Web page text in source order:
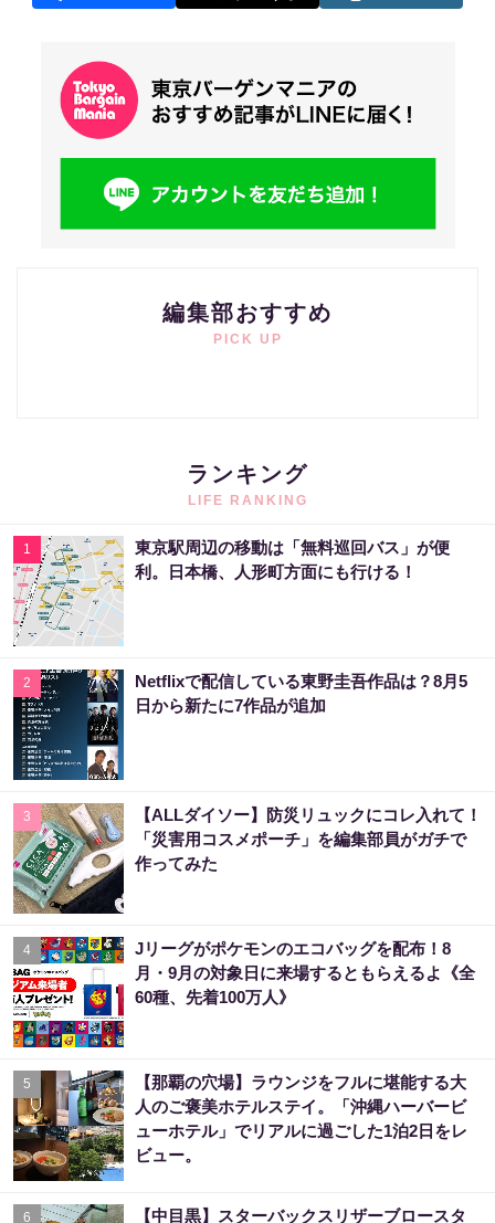
編集部おすすめ
PICK UP
ランキング
LIFE RANKING
1
東京駅周辺の移動は「無料巡回バス」が便
利。日本橋、人形町方面にも行ける！
2
Netflixで配信している東野圭吾作品は？8月5
日から新たに7作品が追加
3
【ALLダイソー】防災リュックにコレ入れて！
「災害用コスメポーチ」を編集部員がガチで
作ってみた
4
Jリーグがポケモンのエコバッグを配布！8
月・9月の対象日に来場するともらえるよ《全
60種、先着100万人》
5
【那覇の穴場】ラウンジをフルに堪能する大
人のご褒美ホテルステイ。「沖縄ハーバービ
ューホテル」でリアルに過ごした1泊2日をレ
ビュー。
6
【中目黒】スターバックスリザーブロースタ